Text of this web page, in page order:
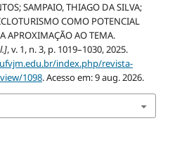
SAMPAIO, THIAGO DA SILVA;
COMO POTENCIAL
APROXIMAÇÃO AO TEMA.
, v. 1, n. 3, p. 1019–1030, 2025.
index.php/revista-
1098. Acesso em: 9 aug. 2026.